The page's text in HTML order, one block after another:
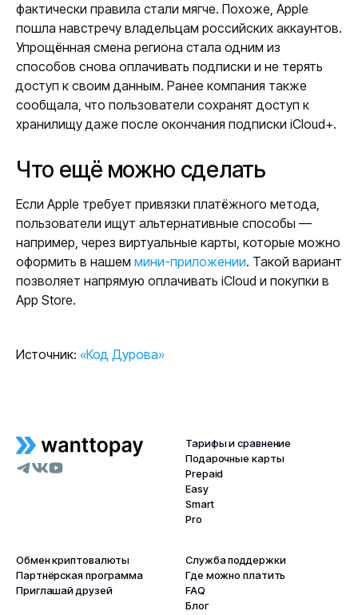
фактически правила стали мягче. Похоже, Apple
пошла навстречу владельцам российских аккаунтов.
Упрощённая смена региона стала одним из
способов снова оплачивать подписки и не терять
доступ к своим данным. Ранее компания также
сообщала, что пользователи сохранят доступ к
хранилищу даже после окончания подписки iCloud+.
Что ещё можно сделать
Если Apple требует привязки платёжного метода,
пользователи ищут альтернативные способы —
например, через виртуальные карты, которые можно
оформить в нашем мини-приложении. Такой вариант
позволяет напрямую оплачивать iCloud и покупки в
App Store.
Источник: «Код Дурова»
Тарифы и сравнение
Подарочные карты
Prepaid
Easy
Smart
Pro
Обмен криптовалюты
Партнёрская программа
Приглашай друзей
Служба поддержки
Где можно платить
FAQ
Блог